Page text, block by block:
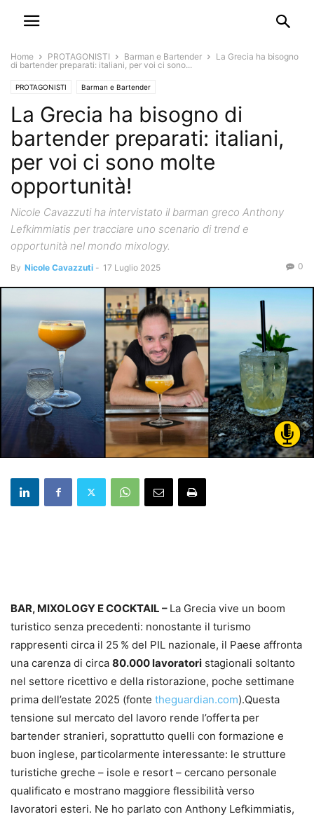
Home PROTAGONISTI Barman e Bartender
La Grecia ha bisogno
di bartender preparati: italiani, per voi ci sono...
PROTAGONISTI Barman e Bartender
La Grecia ha bisogno di
bartender preparati: italiani,
per voi ci sono molte
opportunità!
Nicole Cavazzuti ha intervistato il barman greco Anthony
Lefkimmiatis per tracciare uno scenario di trend e
opportunità nel mondo mixology.
By Nicole Cavazzuti - 17 Luglio 2025 0
BAR, MIXOLOGY E COCKTAIL – La Grecia vive un boom
turistico senza precedenti: nonostante il turismo
rappresenti circa il 25 % del PIL nazionale, il Paese affronta
una carenza di circa 80.000 lavoratori stagionali soltanto
nel settore ricettivo e della ristorazione, poche settimane
prima dell’estate 2025 (fonte theguardian.com).Questa
tensione sul mercato del lavoro rende l’offerta per
bartender stranieri, soprattutto quelli con formazione e
buon inglese, particolarmente interessante: le strutture
turistiche greche – isole e resort – cercano personale
qualificato e mostrano maggiore flessibilità verso
lavoratori esteri. Ne ho parlato con Anthony Lefkimmiatis,